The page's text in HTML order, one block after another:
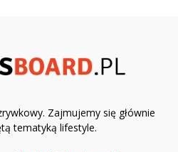
Zajmujemy się głównie
tematyką lifestyle.